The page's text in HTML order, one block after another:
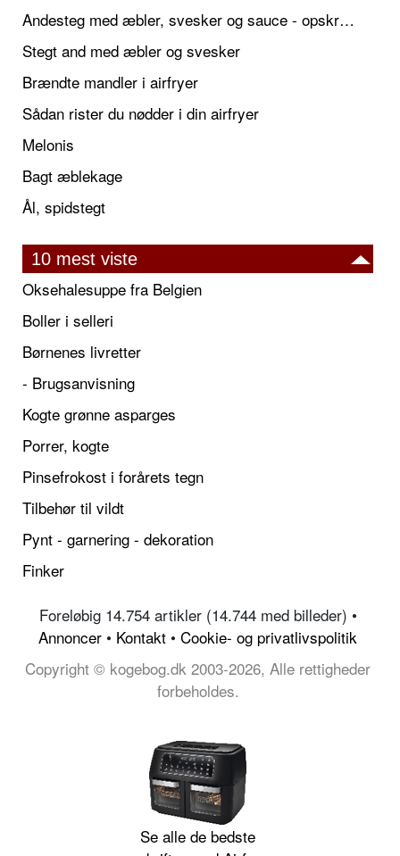
Andesteg med æbler, svesker og sauce - opskrift også til jul
Stegt and med æbler og svesker
Brændte mandler i airfryer
Sådan rister du nødder i din airfryer
Melonis
Bagt æblekage
Ål, spidstegt
10 mest viste
Oksehalesuppe fra Belgien
Boller i selleri
Børnenes livretter
- Brugsanvisning
Kogte grønne asparges
Porrer, kogte
Pinsefrokost i forårets tegn
Tilbehør til vildt
Pynt - garnering - dekoration
Finker
Foreløbig 14.754 artikler (14.744 med billeder) •
Annoncer • Kontakt • Cookie- og privatlivspolitik
Copyright © kogebog.dk 2003-2026, Alle rettigheder
forbeholdes.
Se alle de bedste